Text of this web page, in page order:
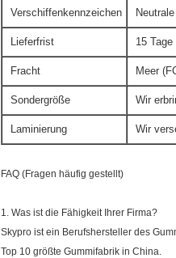
Verschiffenkennzeichen
Lieferfrist 15
Fracht Meer
Sondergröße Wir
Laminierung Wir
FAQ (Fragen häufig gestellt)
1. Was ist die Fähigkeit Ihrer Firma?
Skypro ist ein Berufshersteller des
Top 10 größte Gummifabrik in China.